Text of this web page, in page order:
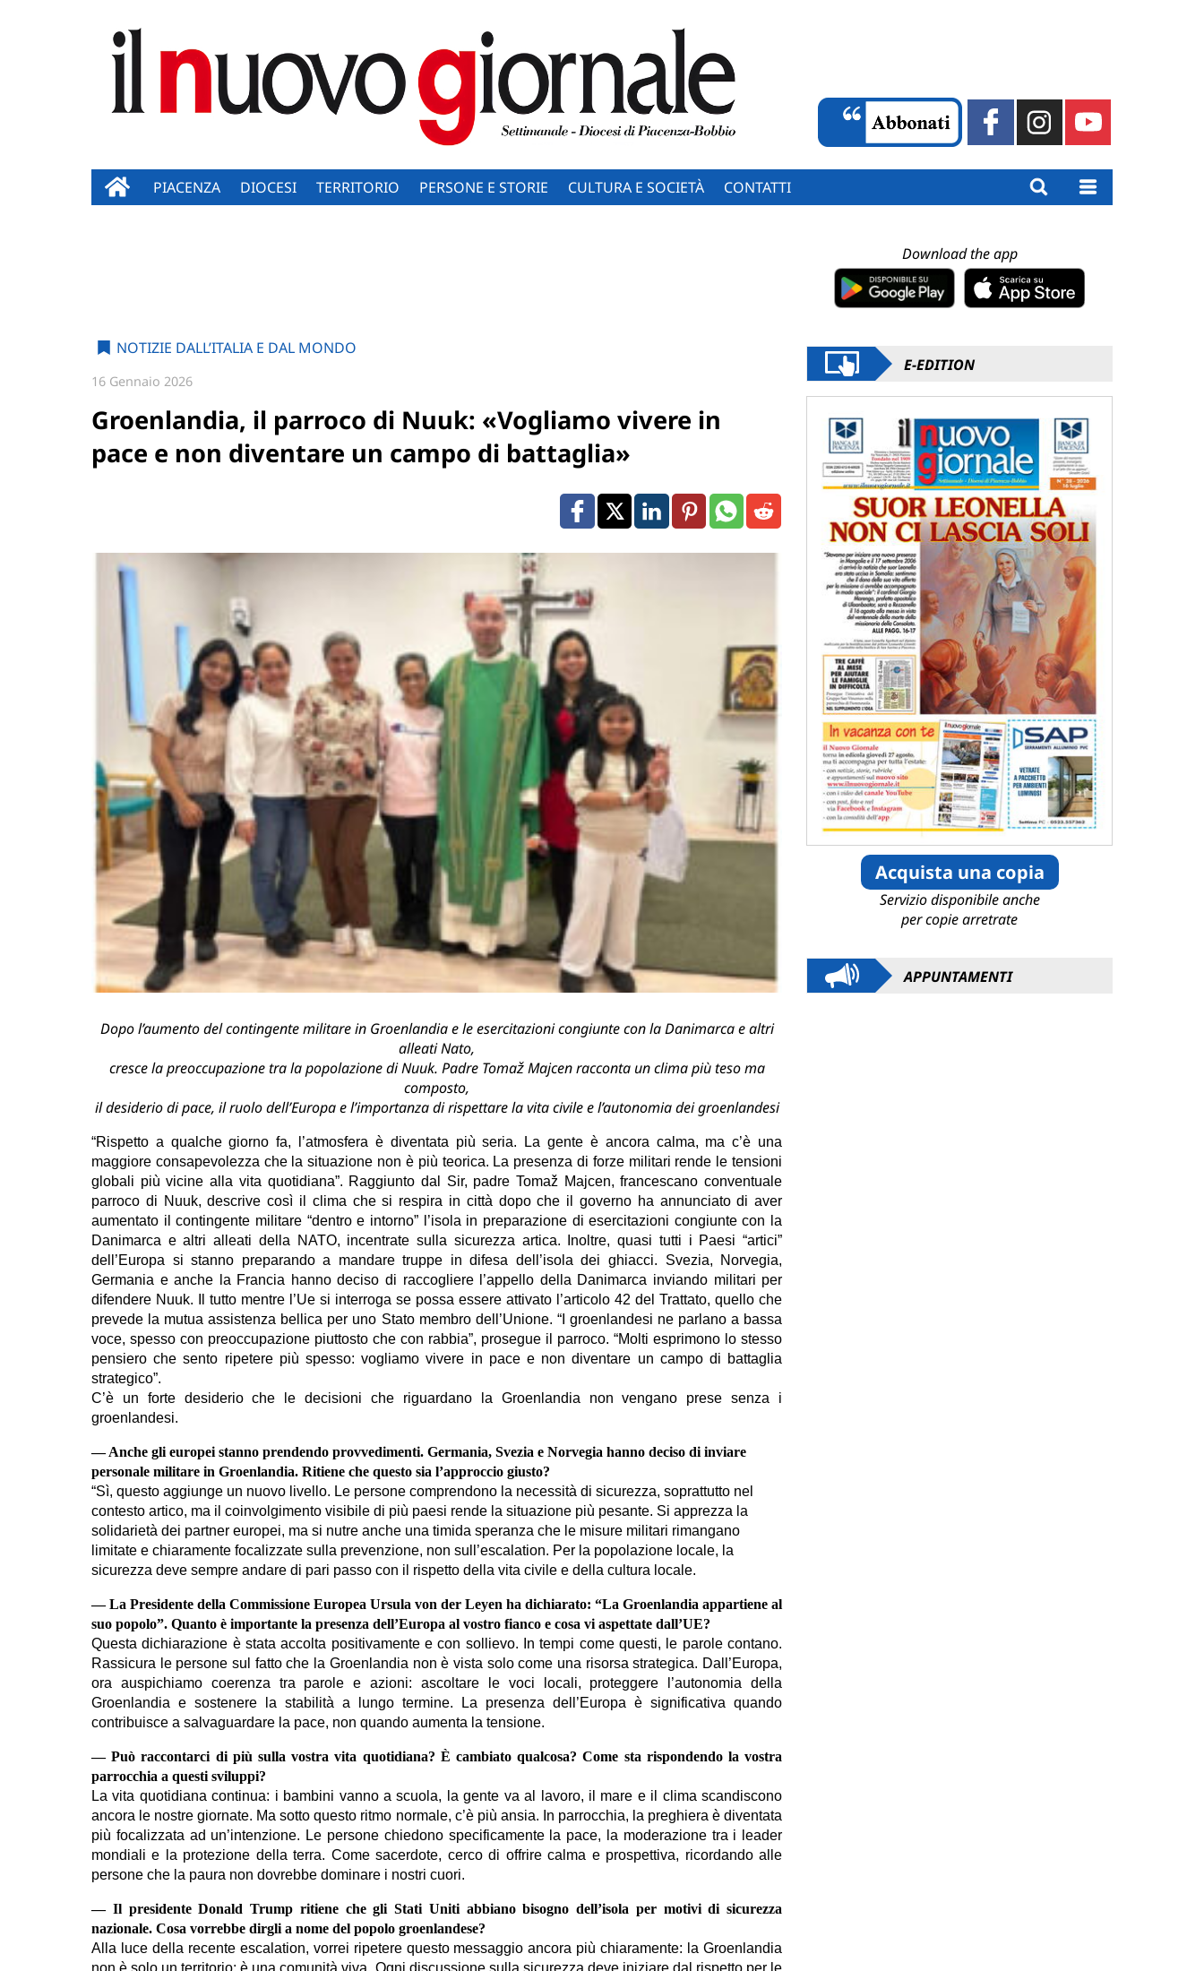
PIACENZA DIOCESI TERRITORIO PERSONE E STORIE CULTURA E SOCIETÀ CONTATTI
NOTIZIE DALL’ITALIA E DAL MONDO
16 Gennaio 2026
Groenlandia, il parroco di Nuuk: «Vogliamo vivere in
pace e non diventare un campo di battaglia»
Dopo l’aumento del contingente militare in Groenlandia e le esercitazioni congiunte con la Danimarca e altri
alleati Nato,
cresce la preoccupazione tra la popolazione di Nuuk. Padre Tomaž Majcen racconta un clima più teso ma
composto,
il desiderio di pace, il ruolo dell’Europa e l’importanza di rispettare la vita civile e l’autonomia dei groenlandesi
“Rispetto a qualche giorno fa, l’atmosfera è diventata più seria. La gente è ancora calma, ma c’è una
maggiore consapevolezza che la situazione non è più teorica. La presenza di forze militari rende le tensioni
globali più vicine alla vita quotidiana”. Raggiunto dal Sir, padre Tomaž Majcen, francescano conventuale
parroco di Nuuk, descrive così il clima che si respira in città dopo che il governo ha annunciato di aver
aumentato il contingente militare “dentro e intorno” l’isola in preparazione di esercitazioni congiunte con la
Danimarca e altri alleati della NATO, incentrate sulla sicurezza artica. Inoltre, quasi tutti i Paesi “artici”
dell’Europa si stanno preparando a mandare truppe in difesa dell’isola dei ghiacci. Svezia, Norvegia,
Germania e anche la Francia hanno deciso di raccogliere l’appello della Danimarca inviando militari per
difendere Nuuk. Il tutto mentre l’Ue si interroga se possa essere attivato l’articolo 42 del Trattato, quello che
prevede la mutua assistenza bellica per uno Stato membro dell’Unione. “I groenlandesi ne parlano a bassa
voce, spesso con preoccupazione piuttosto che con rabbia”, prosegue il parroco. “Molti esprimono lo stesso
pensiero che sento ripetere più spesso: vogliamo vivere in pace e non diventare un campo di battaglia
strategico”.
C’è un forte desiderio che le decisioni che riguardano la Groenlandia non vengano prese senza i
groenlandesi.
— Anche gli europei stanno prendendo provvedimenti. Germania, Svezia e Norvegia hanno deciso di inviare
personale militare in Groenlandia. Ritiene che questo sia l’approccio giusto?
“Sì, questo aggiunge un nuovo livello. Le persone comprendono la necessità di sicurezza, soprattutto nel
contesto artico, ma il coinvolgimento visibile di più paesi rende la situazione più pesante. Si apprezza la
solidarietà dei partner europei, ma si nutre anche una timida speranza che le misure militari rimangano
limitate e chiaramente focalizzate sulla prevenzione, non sull’escalation. Per la popolazione locale, la
sicurezza deve sempre andare di pari passo con il rispetto della vita civile e della cultura locale.
— La Presidente della Commissione Europea Ursula von der Leyen ha dichiarato: “La Groenlandia appartiene al
suo popolo”. Quanto è importante la presenza dell’Europa al vostro fianco e cosa vi aspettate dall’UE?
Questa dichiarazione è stata accolta positivamente e con sollievo. In tempi come questi, le parole contano.
Rassicura le persone sul fatto che la Groenlandia non è vista solo come una risorsa strategica. Dall’Europa,
ora auspichiamo coerenza tra parole e azioni: ascoltare le voci locali, proteggere l’autonomia della
Groenlandia e sostenere la stabilità a lungo termine. La presenza dell’Europa è significativa quando
contribuisce a salvaguardare la pace, non quando aumenta la tensione.
— Può raccontarci di più sulla vostra vita quotidiana? È cambiato qualcosa? Come sta rispondendo la vostra
parrocchia a questi sviluppi?
La vita quotidiana continua: i bambini vanno a scuola, la gente va al lavoro, il mare e il clima scandiscono
ancora le nostre giornate. Ma sotto questo ritmo normale, c’è più ansia. In parrocchia, la preghiera è diventata
più focalizzata ad un’intenzione. Le persone chiedono specificamente la pace, la moderazione tra i leader
mondiali e la protezione della terra. Come sacerdote, cerco di offrire calma e prospettiva, ricordando alle
persone che la paura non dovrebbe dominare i nostri cuori.
— Il presidente Donald Trump ritiene che gli Stati Uniti abbiano bisogno dell’isola per motivi di sicurezza
nazionale. Cosa vorrebbe dirgli a nome del popolo groenlandese?
Alla luce della recente escalation, vorrei ripetere questo messaggio ancora più chiaramente: la Groenlandia
non è solo un territorio; è una comunità viva. Ogni discussione sulla sicurezza deve iniziare dal rispetto per le
Download the app
E-EDITION
Acquista una copia
Servizio disponibile anche
per copie arretrate
APPUNTAMENTI